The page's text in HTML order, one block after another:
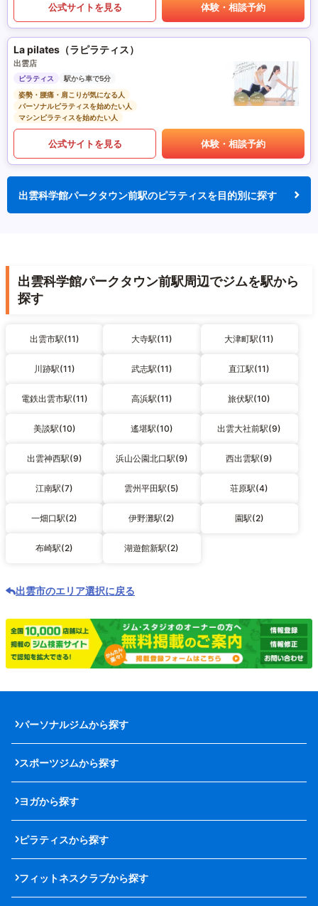
公式サイトを見る 体験・相談予約
La pilates（ラピラティス）
出雲店
ピラティス
駅から車で5分
姿勢・腰痛・肩こりが気になる人
パーソナルピラティスを始めたい人
マシンピラティスを始めたい人
公式サイトを見る 体験・相談予約
出雲科学館パークタウン前駅のピラティスを目的別に探す
出雲科学館パークタウン前駅周辺でジムを駅から
探す
出雲市駅(11) 大寺駅(11) 大津町駅(11)
川跡駅(11) 武志駅(11) 直江駅(11)
電鉄出雲市駅(11) 高浜駅(11) 旅伏駅(10)
美談駅(10) 遙堪駅(10) 出雲大社前駅(9)
出雲神西駅(9) 浜山公園北口駅(9) 西出雲駅(9)
江南駅(7) 雲州平田駅(5) 荘原駅(4)
一畑口駅(2) 伊野灘駅(2) 園駅(2)
布崎駅(2) 湖遊館新駅(2)
出雲市のエリア選択に戻る
パーソナルジムから探す
スポーツジムから探す
ヨガから探す
ピラティスから探す
フィットネスクラブから探す